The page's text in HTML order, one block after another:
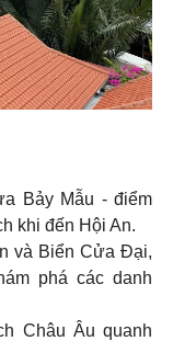
Bảy Mẫu - điểm
khi đến Hội An.
và Biển Cửa Đại,
phá các danh
Châu Âu quanh